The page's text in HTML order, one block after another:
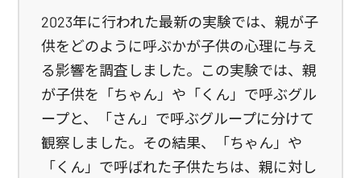
2023年に行われた最新の実験では、親が子
供をどのように呼ぶかが子供の心理に与え
る影響を調査しました。この実験では、親
が子供を「ちゃん」や「くん」で呼ぶグル
ープと、「さん」で呼ぶグループに分けて
観察しました。その結果、「ちゃん」や
「くん」で呼ばれた子供たちは、親に対し